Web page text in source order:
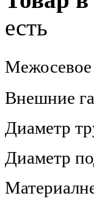
есть
Внешние
Диаметр
Диаметр
Материал